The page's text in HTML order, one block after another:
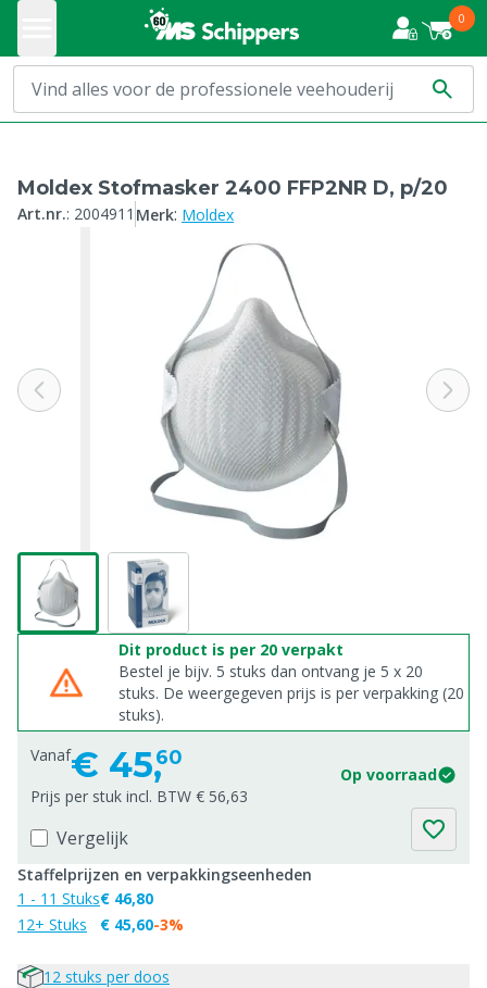
0
Moldex Stofmasker 2400 FFP2NR D, p/20
Art.nr.: 2004911 Merk: Moldex
Dit product is per 20 verpakt
Bestel je bijv. 5 stuks dan ontvang je 5 x 20
stuks. De weergegeven prijs is per verpakking (20
stuks).
Vanaf€ 45,60
Op voorraad
Prijs per stuk incl. BTW € 56,63
Vergelijk
Staffelprijzen en verpakkingseenheden
1 - 11 Stuks
12+ Stuks
€ 46,80
€ 45,60-3%
12 stuks per doos